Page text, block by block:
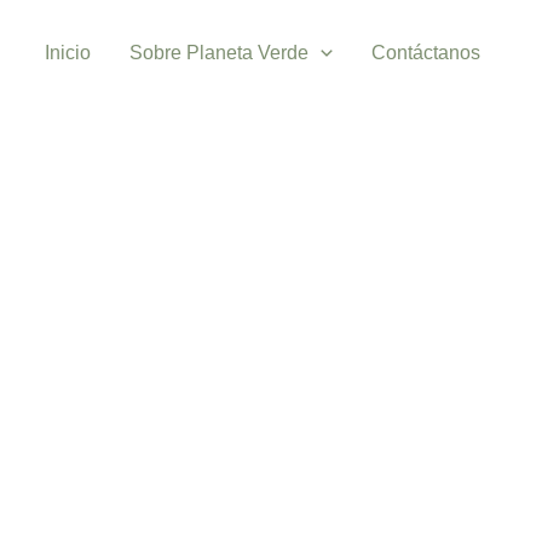
Inicio Sobre Planeta Verde Contáctanos